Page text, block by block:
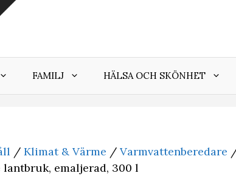
FAMILJ HÄLSA OCH SKÖNHET
/ Klimat & Värme / Varmvattenberedare
emaljerad, 300 l